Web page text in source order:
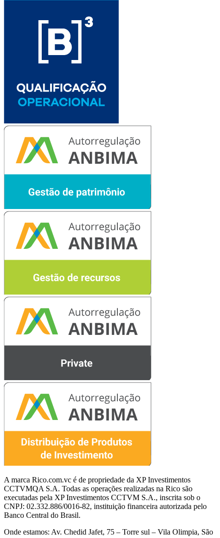
A marca Rico.com.vc é de propriedade da XP Investimentos
CCTVMQA S.A. Todas as operações realizadas na Rico são
executadas pela XP Investimentos CCTVM S.A., inscrita sob o
CNPJ: 02.332.886/0016-82, instituição financeira autorizada pelo
Banco Central do Brasil.
Onde estamos: Av. Chedid Jafet, 75 – Torre sul – Vila Olimpia, São